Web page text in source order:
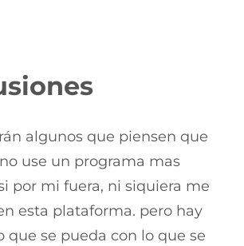
algunos que piensen que
use un programa mas
por mi fuera, ni siquiera me
esta plataforma. pero hay
que se pueda con lo que se